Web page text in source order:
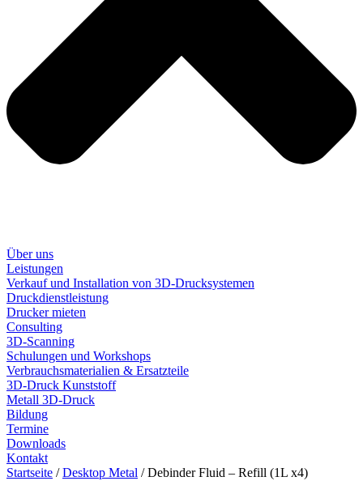
Über uns
Leistungen
Verkauf und Installation von 3D-Drucksystemen
Druckdienstleistung
Drucker mieten
Consulting
3D-Scanning
Schulungen und Workshops
Verbrauchsmaterialien & Ersatzteile
3D-Druck Kunststoff
Metall 3D-Druck
Bildung
Termine
Downloads
Kontakt
Startseite /Desktop Metal / Debinder Fluid – Refill (1L x4)